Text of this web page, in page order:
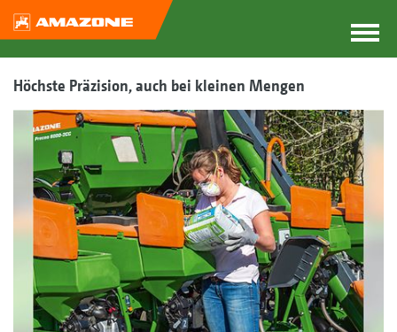
Höchste Präzision, auch bei kleinen Mengen